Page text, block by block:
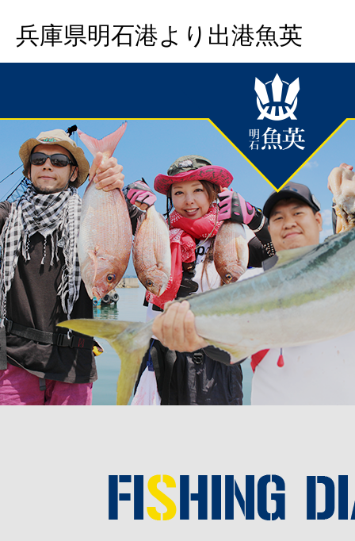
兵庫県明石港より出港魚英